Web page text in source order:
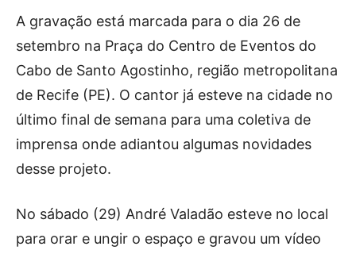
A gravação está marcada para o dia 26 de
setembro na Praça do Centro de Eventos do
Cabo de Santo Agostinho, região metropolitana
de Recife (PE). O cantor já esteve na cidade no
último final de semana para uma coletiva de
imprensa onde adiantou algumas novidades
desse projeto.
No sábado (29) André Valadão esteve no local
para orar e ungir o espaço e gravou um vídeo